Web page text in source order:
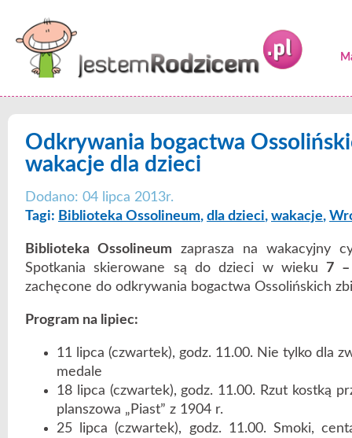
Odkrywania bogactwa
wakacje dla dzieci
Dodano: 04 lipca 2013r.
Tagi: Biblioteka Ossolineum, dla dzieci, wakacje,
Biblioteka Ossolineum zaprasza na wakacyjny
Spotkania skierowane są do dzieci w wieku 7
zachęcone do odkrywania bogactwa Ossolińskich
Program na lipiec:
11 lipca (czwartek), godz. 11.00. Nie tylko dla
medale
18 lipca (czwartek), godz. 11.00. Rzut kostką
planszowa „Piast” z 1904 r.
25 lipca (czwartek), godz. 11.00. Smoki,